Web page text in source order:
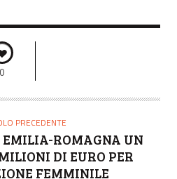
0
PRECEDENTE
EMILIA-ROMAGNA UN
DI EURO PER
FEMMINILE